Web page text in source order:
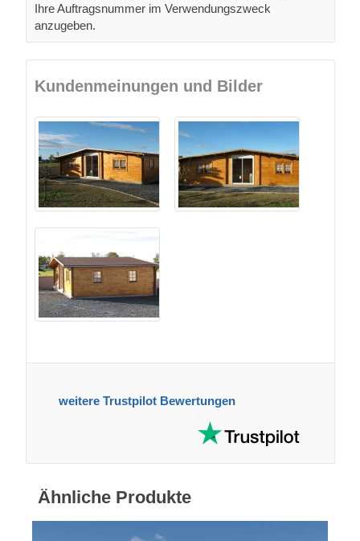
Ihre Auftragsnummer im Verwendungszweck
anzugeben.
Kundenmeinungen und Bilder
weitere Trustpilot Bewertungen
Ähnliche Produkte